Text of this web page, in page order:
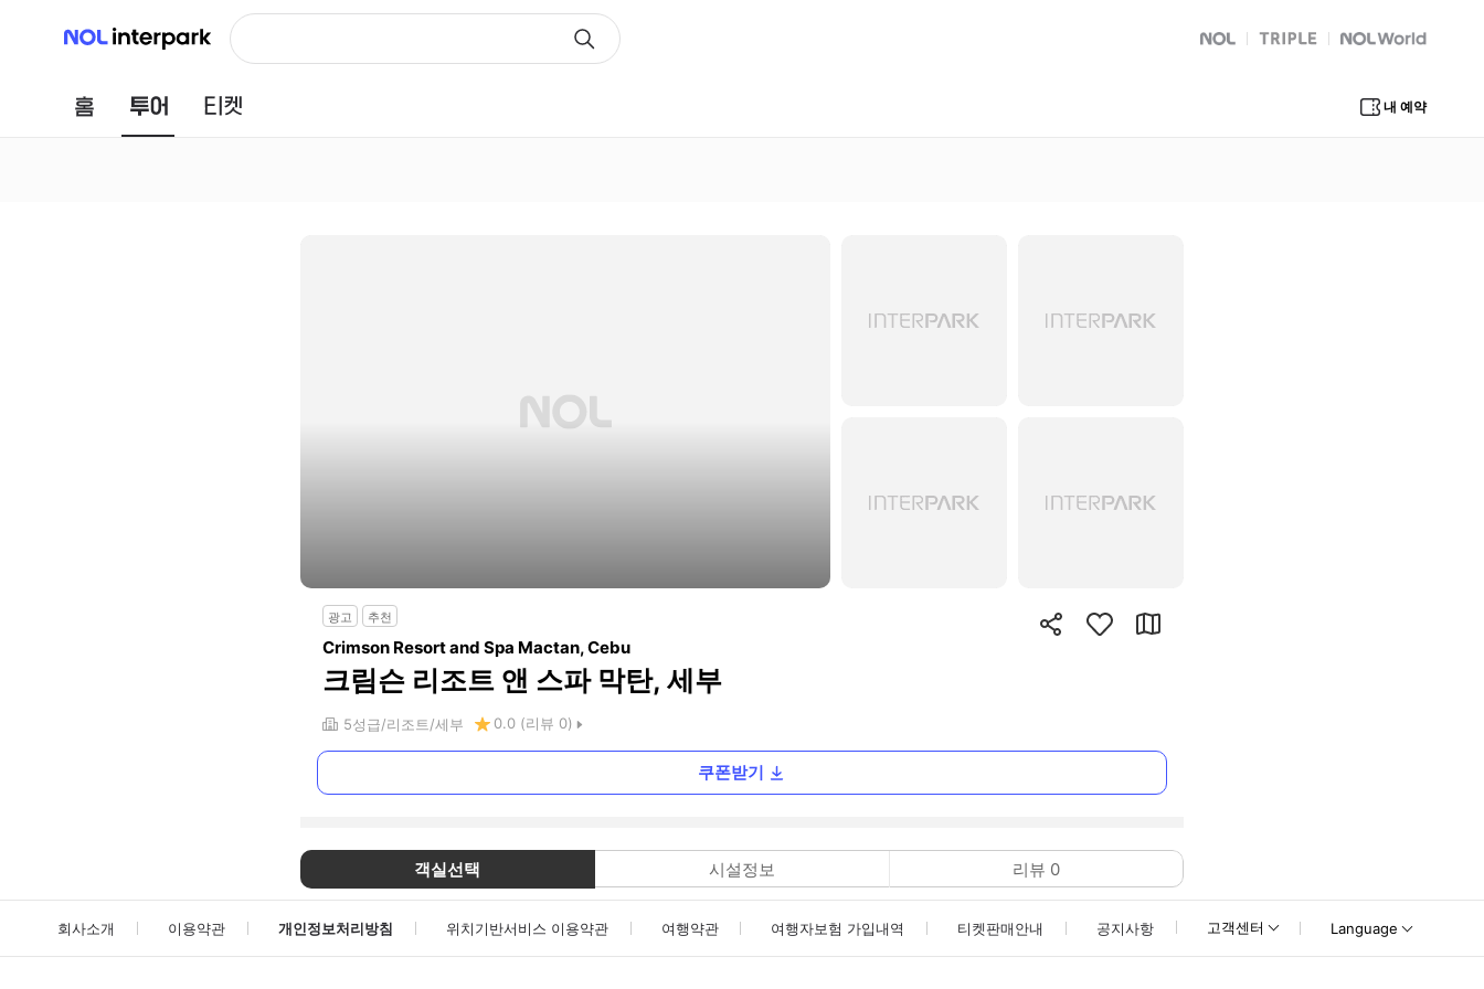
NOL 인터파크
NOL
트리플 Global Interpark
홈 투어 내 예약
광고 추천
Crimson Resort and Spa Mactan, Cebu
크림슨 리조트 앤 스파 막탄, 세부
5성급 리조트 세부 0.0 (리뷰 0)
쿠폰받기
객실선택 시설정보 리뷰 0
회사소개 이용약관 개인정보처리방침 위치기반서비스 이용약관 여행약관 여행자보험 가입내역 티켓판매안내 공지사항 고객센터 Language